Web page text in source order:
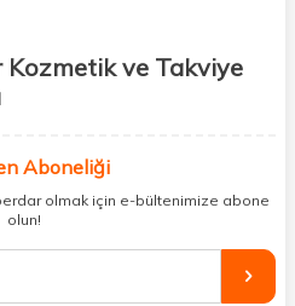
Kozmetik ve Takviye
gıda ürünlerini sizlerle
dolaşmanıza gerek yok;
altında topluyor ve kapınıza kadar
güzelliğinizi tamamlayabilir,
takviye edici gıdalara
Aboneliği
olmak için e-bültenimize abone
olun!